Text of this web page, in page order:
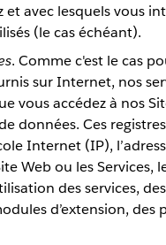
avec lesquels vous
(le cas échéant).
. Comme c'est le cas
sur Internet, nos
vous accédez à nos
données. Ces
Internet (IP),
Web ou les
des services,
d’extension,